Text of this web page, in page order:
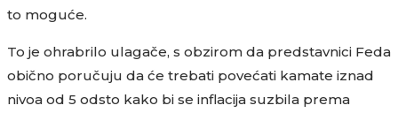
to moguće.
To je ohrabrilo ulagače, s obzirom da predstavnici Feda
obično poručuju da će trebati povećati kamate iznad
nivoa od 5 odsto kako bi se inflacija suzbila prema